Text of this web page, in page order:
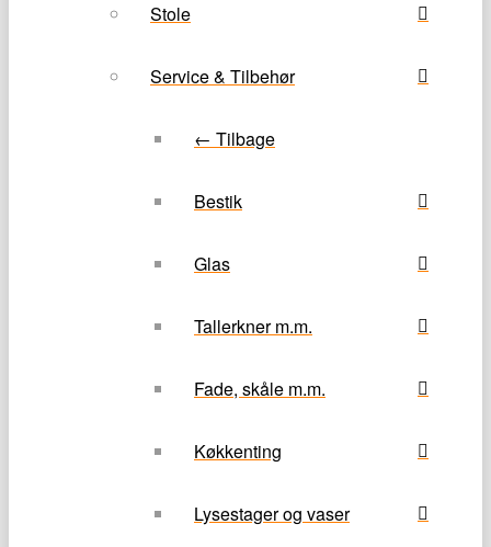
Stole
Service & Tilbehør
← Tilbage
Bestik
Glas
Tallerkner m.m.
Fade, skåle m.m.
Køkkenting
Lysestager og vaser